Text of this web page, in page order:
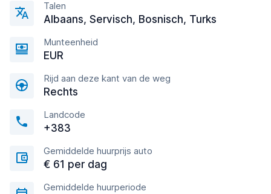
Talen
Albaans, Servisch, Bosnisch, Turks
Munteenheid
EUR
Rijd aan deze kant van de weg
Rechts
Landcode
+383
Gemiddelde huurprijs auto
€ 61 per dag
Gemiddelde huurperiode